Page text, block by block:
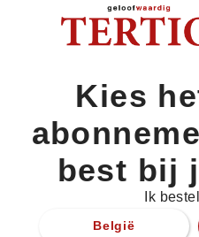
Kies
best bij
Ik
België